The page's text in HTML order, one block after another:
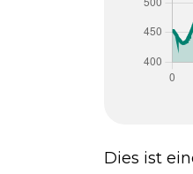
Dies ist